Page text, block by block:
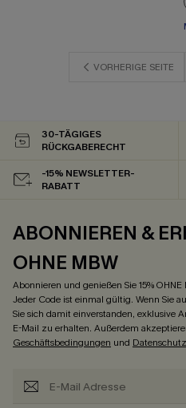
VORHERIGE SEITE
30-TÄGIGES
RÜCKGABERECHT
-15% NEWSLETTER-
RABATT
ABONNIEREN &
OHNE MBW
Abonnieren und genießen Sie 15%
Jeder Code ist einmal gültig. Wenn Sie
Sie sich damit einverstanden, exklusive
E-Mail zu erhalten. Außerdem
Geschäftsbedingungen und